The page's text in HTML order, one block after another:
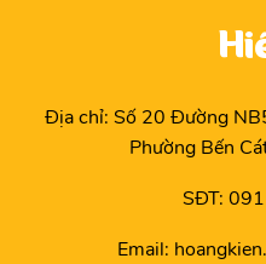
Địa chỉ: Số 20 Đường
Phường Bến
SĐT:
Email: